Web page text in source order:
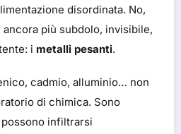
disordinata. No,
più subdolo, invisibile,
i metalli pesanti.
cadmio, alluminio… non
di chimica. Sono
infiltrarsi